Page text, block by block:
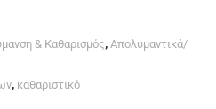
& Καθαρισμός, Απολυμαντικά/
, καθαριστικό